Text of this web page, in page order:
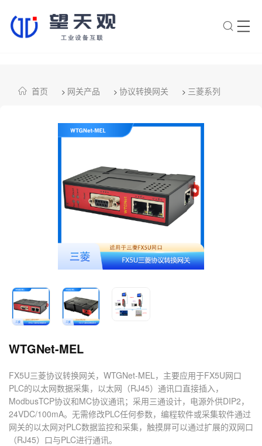
首页 > 网关产品 > 协议转换网关 > 三菱系列
WTGNet-MEL
FX5U三菱协议转换网关，WTGNet-MEL，主要应用于FX5U网口
PLC的以太网数据采集，以太网（RJ45）通讯口直接插入，
ModbusTCP协议和MC协议通讯；采用三通设计，电源外供DIP2，
24VDC/100mA。无需修改PLC任何参数，编程软件或采集软件通过
网关的以太网对PLC数据监控和采集，触摸屏可以通过扩展的双网口
（RJ45）口与PLC进行通讯。
1.望天观网关如何选型？
2.望天观网关支持哪些组网方
3.网关与软采方案如何选择？
服务？